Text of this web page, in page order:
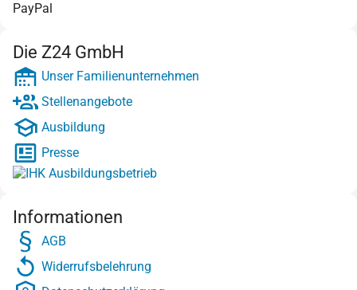
PayPal
Die Z24 GmbH
Unser Familienunternehmen
Stellenangebote
Ausbildung
Presse
Informationen
AGB
Widerrufsbelehrung